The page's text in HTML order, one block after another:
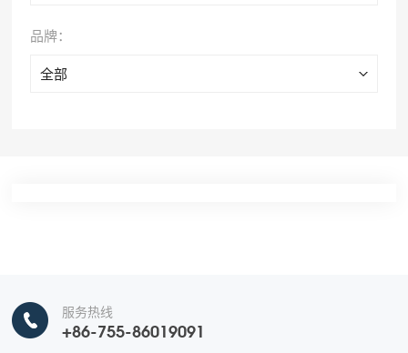
品牌：
全部
服务热线
+86-755-86019091